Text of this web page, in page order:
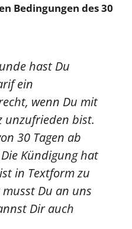
Bedingungen des 30
hast Du
ein
wenn Du mit
unzufrieden bist.
30 Tagen ab
Kündigung hat
in Textform zu
Du an uns
Dir auch